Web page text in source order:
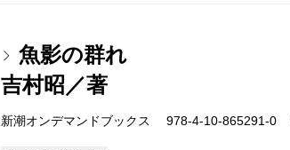
魚影の群れ
吉村昭／著
新潮オンデマンドブックス 978-4-10-865291-